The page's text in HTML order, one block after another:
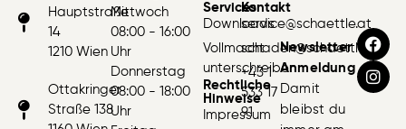
Hauptstraße
14
1210 Wien
Ottakringer
Straße 138
Mittwoch
08:00 - 16:00
Uhr
Donnerstag
08:00 - 18:00
Uhr
Services
Downloads
Vollmacht
unterschreiben
Rechtliche
Hinweise
Impressum
Kontakt
service@schaettle.at
schaden@schaettle.at
+43 1
533 17
91
Newsletter
Anmeldung
Damit
bleibst du